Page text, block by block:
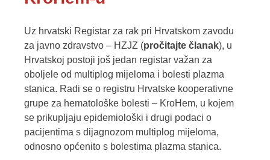
Uz hrvatski Registar za rak pri Hrvatskom zavodu
za javno zdravstvo – HZJZ (pročitajte članak), u
Hrvatskoj postoji još jedan registar važan za
oboljele od multiplog mijeloma i bolesti plazma
stanica. Radi se o registru Hrvatske kooperativne
grupe za hematološke bolesti – KroHem, u kojem
se prikupljaju epidemiološki i drugi podaci o
pacijentima s dijagnozom multiplog mijeloma,
odnosno općenito s bolestima plazma stanica.